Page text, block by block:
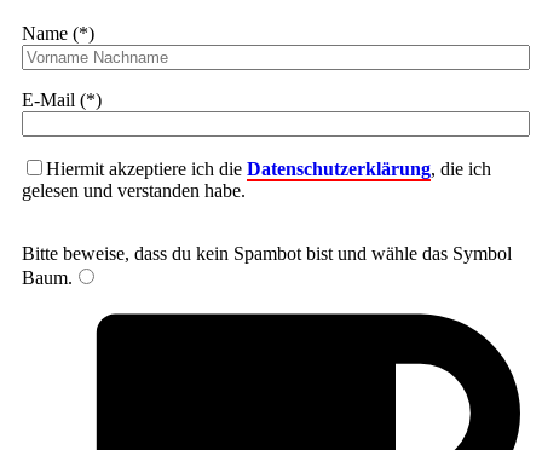
Name (*)
E-Mail (*)
Hiermit akzeptiere ich die Datenschutzerklärung, die ich
gelesen und verstanden habe.
Bitte beweise, dass du kein Spambot bist und wähle das Symbol
Baum.